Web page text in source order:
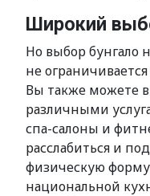
Широкий
Но выбор бунгало
не
Вы также можете
различными
спа-салоны и
расслабиться и
физическую
национальной